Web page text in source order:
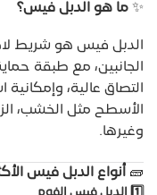
✨ ما هو الدبل فيس؟
الدبل فيس هو شريط
الجانبين، مع طبقة
التصاق عالية،
الأسطح مثل الخشب،
وغيرها.
🧱 أنواع الدبل فيس